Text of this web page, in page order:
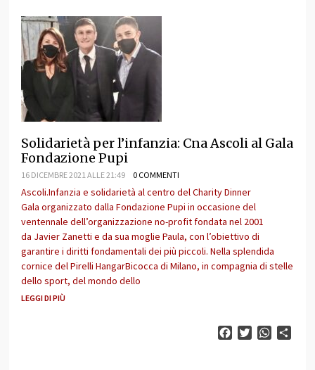
Solidarietà per l’infanzia: Cna Ascoli al Gala
Fondazione Pupi
16 DICEMBRE 2021 ALLE 21:49 0 COMMENTI
Ascoli.Infanzia e solidarietà al centro del Charity Dinner
Gala organizzato dalla Fondazione Pupi in occasione del
ventennale dell’organizzazione no-profit fondata nel 2001
da Javier Zanetti e da sua moglie Paula, con l’obiettivo di
garantire i diritti fondamentali dei più piccoli. Nella splendida
cornice del Pirelli HangarBicocca di Milano, in compagnia di stelle
dello sport, del mondo dello
LEGGI DI PIÙ
FacebookTwitter